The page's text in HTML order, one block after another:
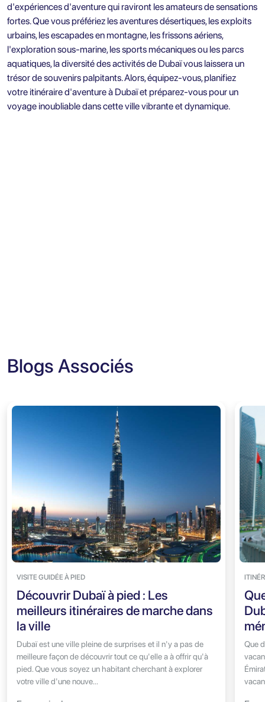
d'expériences d'aventure qui raviront les amateurs de sensations
fortes. Que vous préfériez les aventures désertiques, les exploits
urbains, les escapades en montagne, les frissons aériens,
l'exploration sous-marine, les sports mécaniques ou les parcs
aquatiques, la diversité des activités de Dubaï vous laissera un
trésor de souvenirs palpitants. Alors, équipez-vous, planifiez
votre itinéraire d'aventure à Dubaï et préparez-vous pour un
voyage inoubliable dans cette ville vibrante et dynamique.
Blogs Associés
VISITE GUIDÉE À PIED
Découvrir Dubaï à pied : Les
meilleurs itinéraires de marche dans
la ville
Dubaï est une ville pleine de surprises et il n'y a pas de
meilleure façon de découvrir tout ce qu'elle a à offrir qu'à
pied. Que vous soyez un habitant cherchant à explorer
votre ville d'une nouve...
Que